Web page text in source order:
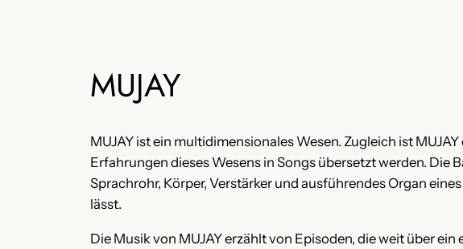
MUJAY
MUJAY ist ein multidimensionales Wesen. Zugleich ist
Erfahrungen dieses Wesens in Songs übersetzt werden. Die
Sprachrohr, Körper, Verstärker und ausführendes Organ
lässt.
Die Musik von MUJAY erzählt von Episoden, die weit über